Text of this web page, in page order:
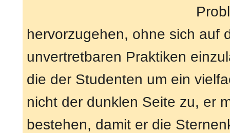
hervorzugehen, ohne sich auf
unvertretbaren Praktiken
die der Studenten um ein
nicht der dunklen Seite zu, er
bestehen, damit er die